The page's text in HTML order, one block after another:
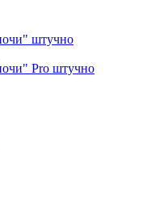
штучно
Pro штучно